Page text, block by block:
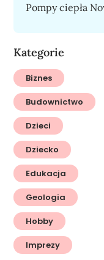
Pompy ciepła
Kategorie
Biznes
Budownictwo
Dzieci
Dziecko
Edukacja
Geologia
Hobby
Imprezy